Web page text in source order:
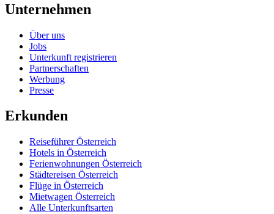
Unternehmen
Über uns
Jobs
Unterkunft registrieren
Partnerschaften
Werbung
Presse
Erkunden
Reiseführer Österreich
Hotels in Österreich
Ferienwohnungen Österreich
Städtereisen Österreich
Flüge in Österreich
Mietwagen Österreich
Alle Unterkunftsarten